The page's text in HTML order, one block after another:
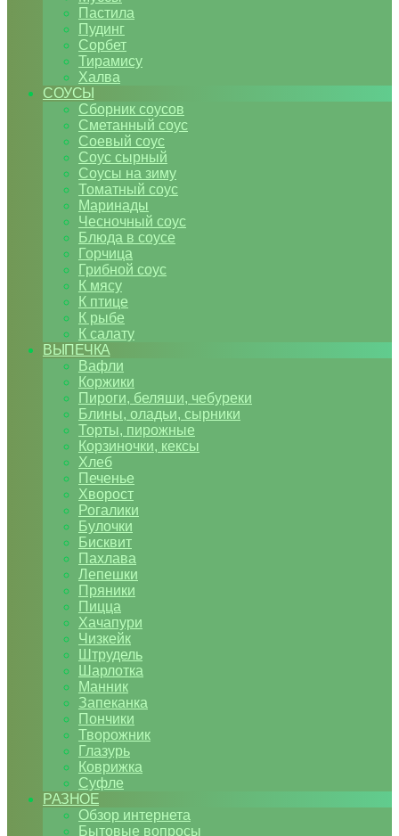
Пастила
Пудинг
Сорбет
Тирамису
Халва
СОУСЫ
Сборник соусов
Сметанный соус
Соевый соус
Соус сырный
Соусы на зиму
Томатный соус
Маринады
Чесночный соус
Блюда в соусе
Горчица
Грибной соус
К мясу
К птице
К рыбе
К салату
ВЫПЕЧКА
Вафли
Коржики
Пироги, беляши, чебуреки
Блины, оладьи, сырники
Торты, пирожные
Корзиночки, кексы
Хлеб
Печенье
Хворост
Рогалики
Булочки
Бисквит
Пахлава
Лепешки
Пряники
Пицца
Хачапури
Чизкейк
Штрудель
Шарлотка
Манник
Запеканка
Пончики
Творожник
Глазурь
Коврижка
Суфле
РАЗНОЕ
Обзор интернета
Бытовые вопросы